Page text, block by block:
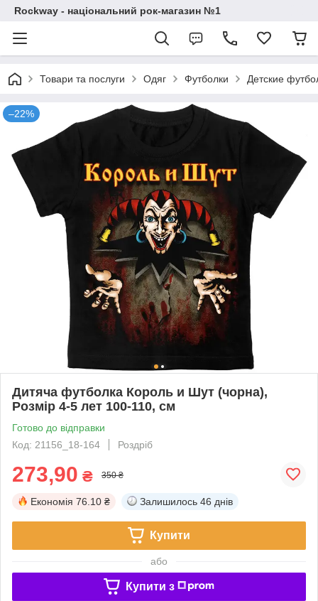
Rockway - національний рок-магазин №1
Товари та послуги Одяг Футболки Детские
–22%
Дитяча футболка Король и Шут (чорна),
Розмір 4-5 лет 100-110, см
Готово до відправки
Код: 21156_18-164
Роздріб
273,90 ₴ 350 ₴
Економія 76.10 ₴ Залишилось 46 днів
Купити
або
Купити з